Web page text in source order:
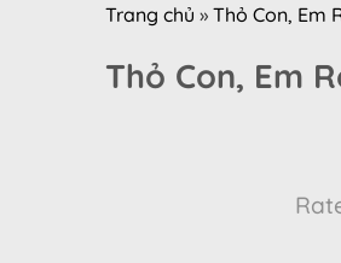
Trang chủ » Thỏ Con, Em
Thỏ Con, Em